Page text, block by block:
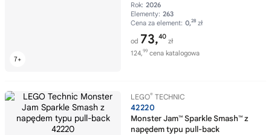
Rok: 2026
Elementy: 263
Cena za element: 0,28 zł
od 73,40
zł
124,99 cena katalogowa
LEGO® TECHNIC
42220
Monster Jam™ Sparkle Smash™ z
napędem typu pull-back